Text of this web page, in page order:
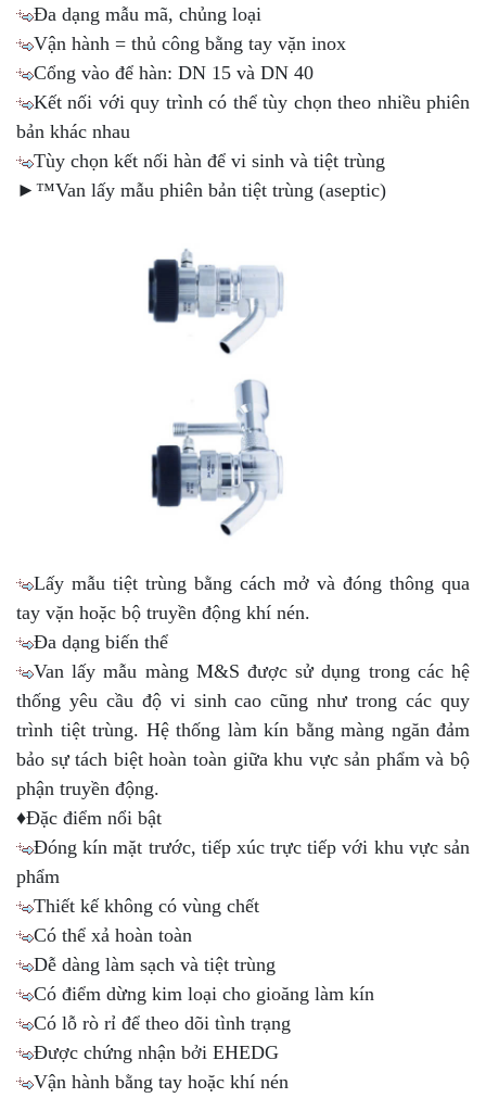
Đa dạng mẫu mã, chủng loại
Vận hành = thủ công bằng tay vặn inox
Cổng vào để hàn: DN 15 và DN 40
Kết nối với quy trình có thể tùy chọn theo nhiều phiên
bản khác nhau
Tùy chọn kết nối hàn để vi sinh và tiệt trùng
►™Van lấy mẫu phiên bản tiệt trùng (aseptic)
Lấy mẫu tiệt trùng bằng cách mở và đóng thông qua
tay vặn hoặc bộ truyền động khí nén.
Đa dạng biến thể
Van lấy mẫu màng M&S được sử dụng trong các hệ
thống yêu cầu độ vi sinh cao cũng như trong các quy
trình tiệt trùng. Hệ thống làm kín bằng màng ngăn đảm
bảo sự tách biệt hoàn toàn giữa khu vực sản phẩm và bộ
phận truyền động.
♦Đặc điểm nổi bật
Đóng kín mặt trước, tiếp xúc trực tiếp với khu vực sản
phẩm
Thiết kế không có vùng chết
Có thể xả hoàn toàn
Dễ dàng làm sạch và tiệt trùng
Có điểm dừng kim loại cho gioăng làm kín
Có lỗ rò rỉ để theo dõi tình trạng
Được chứng nhận bởi EHEDG
Vận hành bằng tay hoặc khí nén